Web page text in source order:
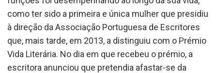
como ter sido a primeira e única mulher que presidiu
à direção da Associação Portuguesa de Escritores
que, mais tarde, em 2013, a distinguiu com o Prémio
Vida Literária. No dia em que recebeu o prémio, a
escritora anunciou que pretendia afastar-se da